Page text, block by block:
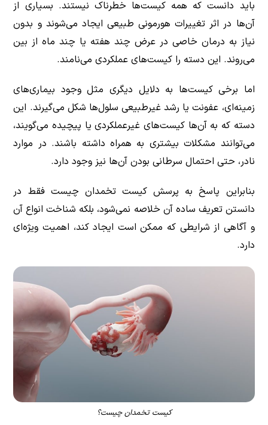
باید دانست که همه کیست‌ها خطرناک نیستند. بسیاری از
آن‌ها در اثر تغییرات هورمونی طبیعی ایجاد می‌شوند و بدون
نیاز به درمان خاصی در عرض چند هفته یا چند ماه از بین
می‌روند. این دسته را کیست‌های عملکردی می‌نامند.
اما برخی کیست‌ها به دلایل دیگری مثل وجود بیماری‌های
زمینه‌ای، عفونت یا رشد غیرطبیعی سلول‌ها شکل می‌گیرند. این
دسته که به آن‌ها کیست‌های غیرعملکردی یا پیچیده می‌گویند،
می‌توانند مشکلات بیشتری به همراه داشته باشند. در موارد
نادر، حتی احتمال سرطانی بودن آن‌ها نیز وجود دارد.
بنابراین پاسخ به پرسش کیست تخمدان چیست فقط در
دانستن تعریف ساده آن خلاصه نمی‌شود، بلکه شناخت انواع آن
و آگاهی از شرایطی که ممکن است ایجاد کند، اهمیت ویژه‌ای
دارد.
کیست تخمدان چیست؟